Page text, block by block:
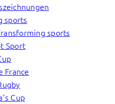
sports
sports
Sport
France
Cup